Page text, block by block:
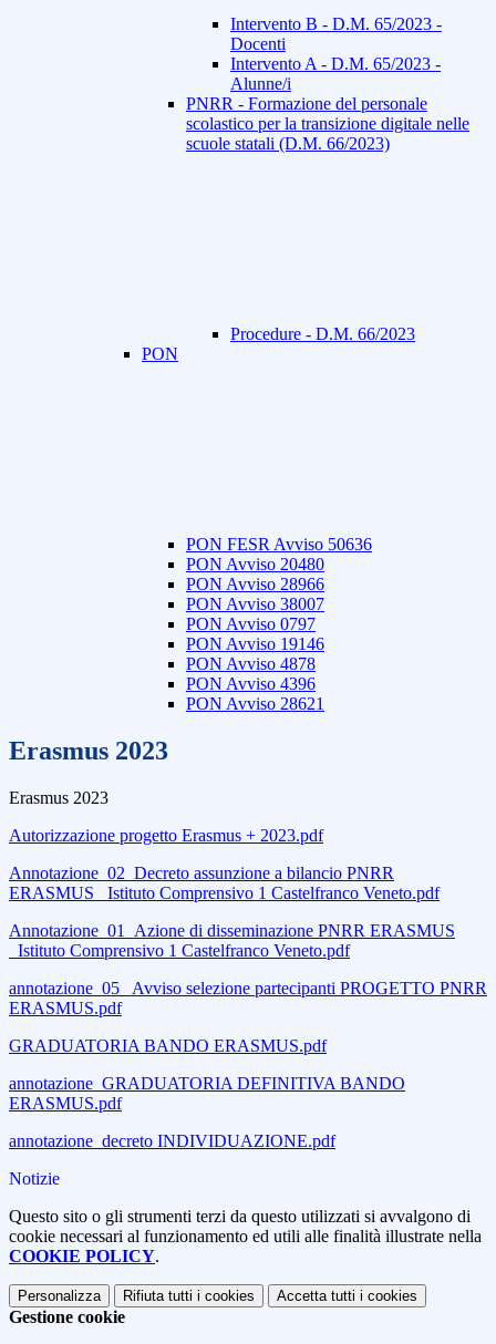
Intervento B - D.M. 65/2023 -
Docenti
Intervento A - D.M. 65/2023 -
Alunne/i
PNRR - Formazione del personale
scolastico per la transizione digitale nelle
scuole statali (D.M. 66/2023)
Procedure - D.M. 66/2023
PON
PON FESR Avviso 50636
PON Avviso 20480
PON Avviso 28966
PON Avviso 38007
PON Avviso 0797
PON Avviso 19146
PON Avviso 4878
PON Avviso 4396
PON Avviso 28621
Erasmus 2023
Erasmus 2023
Autorizzazione progetto Erasmus + 2023.pdf
Annotazione_02_Decreto assunzione a bilancio PNRR
ERASMUS_ Istituto Comprensivo 1 Castelfranco Veneto.pdf
Annotazione_01_Azione di disseminazione PNRR ERASMUS
_Istituto Comprensivo 1 Castelfranco Veneto.pdf
annotazione_05_ Avviso selezione partecipanti PROGETTO PNRR
ERASMUS.pdf
GRADUATORIA BANDO ERASMUS.pdf
annotazione_GRADUATORIA DEFINITIVA BANDO
ERASMUS.pdf
annotazione_decreto INDIVIDUAZIONE.pdf
Notizie
Questo sito o gli strumenti terzi da questo utilizzati si avvalgono di
cookie necessari al funzionamento ed utili alle finalità illustrate nella
COOKIE POLICY.
Personalizza Rifiuta tutti i cookies Accetta tutti i cookies
Gestione cookie